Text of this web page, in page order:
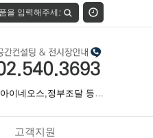
7월 신용카드 무이자 할부
아이네오스,정부조달 등록
픈…
[견적 신청] 무료 공간 컨…
고객지원